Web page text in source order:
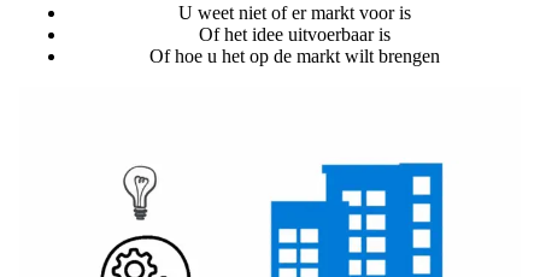
U weet niet of er markt voor is
Of het idee uitvoerbaar is
Of hoe u het op de markt wilt brengen